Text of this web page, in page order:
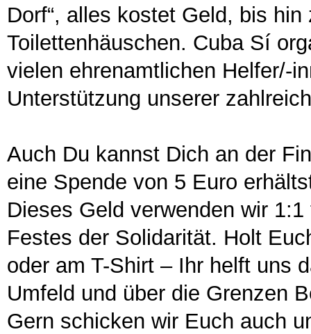
Dorf“, alles kostet Geld, bis
Toilettenhäuschen. Cuba Sí
vielen ehrenamtlichen Helfer/-
Unterstützung unserer
Auch Du kannst Dich an der
eine Spende von 5 Euro
Dieses Geld verwenden wir
Festes der Solidarität. Holt
oder am T-Shirt – Ihr helft uns
Umfeld und über die Grenzen
Gern schicken wir Euch auch